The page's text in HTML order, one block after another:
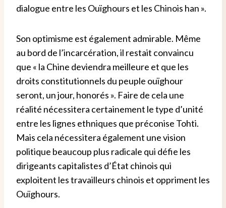
dialogue entre les Ouïghours et les Chinois han ».
Son optimisme est également admirable. Même
au bord de l’incarcération, il restait convaincu
que « la Chine deviendra meilleure et que les
droits constitutionnels du peuple ouïghour
seront, un jour, honorés ». Faire de cela une
réalité nécessitera certainement le type d’unité
entre les lignes ethniques que préconise Tohti.
Mais cela nécessitera également une vision
politique beaucoup plus radicale qui défie les
dirigeants capitalistes d’État chinois qui
exploitent les travailleurs chinois et oppriment les
Ouïghours.